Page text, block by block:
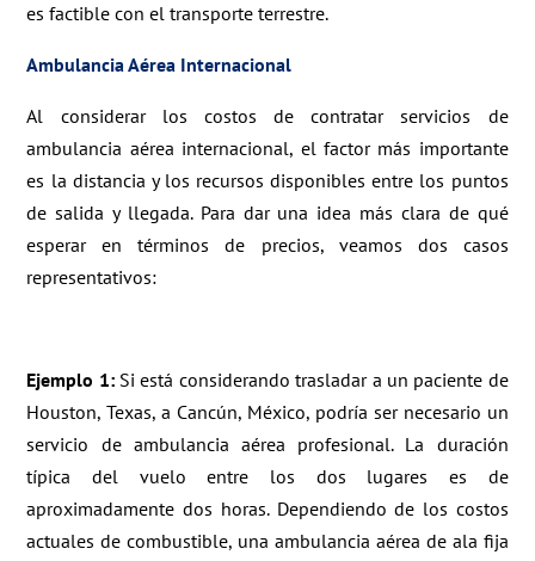
es factible con el transporte terrestre.
Ambulancia Aérea Internacional
Al considerar los costos de contratar servicios de
ambulancia aérea internacional, el factor más importante
es la distancia y los recursos disponibles entre los puntos
de salida y llegada. Para dar una idea más clara de qué
esperar en términos de precios, veamos dos casos
representativos:
Ejemplo 1: Si está considerando trasladar a un paciente de
Houston, Texas, a Cancún, México, podría ser necesario un
servicio de ambulancia aérea profesional. La duración
típica del vuelo entre los dos lugares es de
aproximadamente dos horas. Dependiendo de los costos
actuales de combustible, una ambulancia aérea de ala fija